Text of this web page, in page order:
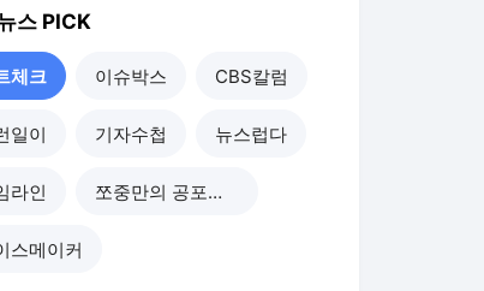
스 PICK
체크 이슈박스 CBS칼럼
일이 기자수첩 뉴스럽다
라인 쪼중만의 공포체험
스메이커